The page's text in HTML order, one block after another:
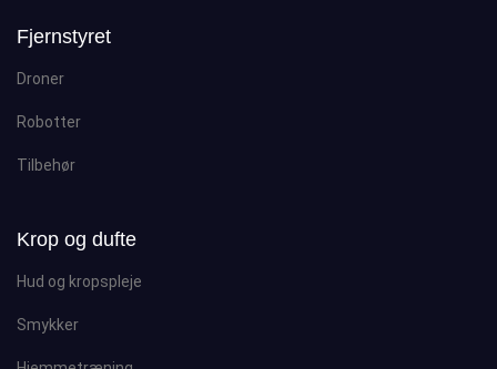
Fjernstyret
Droner
Robotter
Tilbehør
Krop og dufte
Hud og kropspleje
Smykker